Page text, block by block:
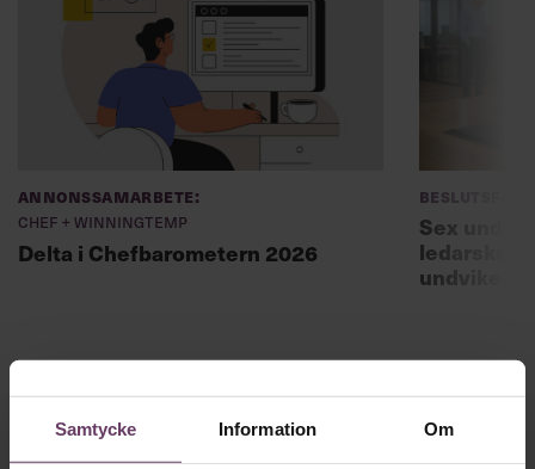
Samtycke Information Om
Annonssamarbete:
Chef + Winningtemp
Delta i Chefbarometern 2026
undviker